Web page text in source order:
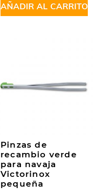
AÑADIR AL CARRITO
Pinzas de
recambio verde
para navaja
Victorinox
pequeña